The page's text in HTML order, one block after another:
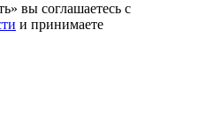
вы соглашаетесь с
и принимаете